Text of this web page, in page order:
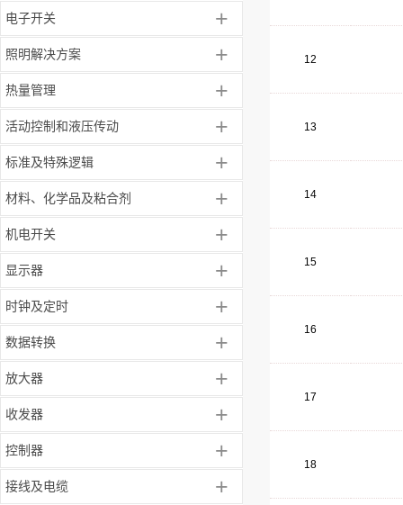
电子开关 +
照明解决方案 +
热量管理 +
活动控制和液压传动 +
标准及特殊逻辑 +
材料、化学品及粘合剂 +
机电开关 +
显示器 +
时钟及定时 +
数据转换 +
放大器 +
收发器 +
控制器 +
接线及电缆 +
12
13
14
15
16
17
18